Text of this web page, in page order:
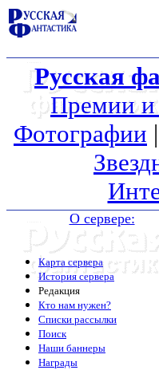
Русская
Премии
Фотографии |
О сервере:
Карта сервера
История сервера
Редакция
Кто нам нужен?
Списки рассылки
Поиск
Наши баннеры
Награды